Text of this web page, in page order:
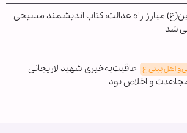
مبارز راه عدالت؛ کتاب اندیشمند مسیحی
شد
و اهل بیتی ع عاقبت‌به‌خیری شهید لاریجانی
و اخلاص بود